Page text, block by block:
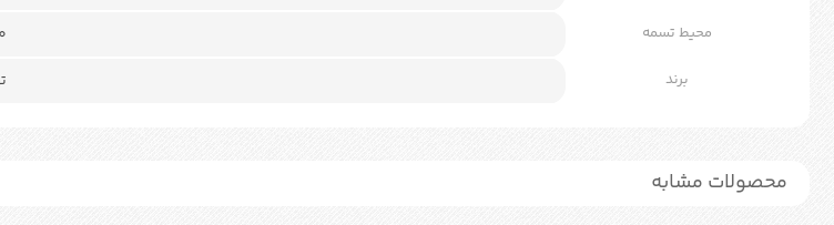
محیط تسمه
برند
محصولات مشابه